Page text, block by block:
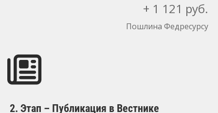
+ 1 121 руб.
Пошлина Федресурсу
2. Этап – Публикация в Вестнике